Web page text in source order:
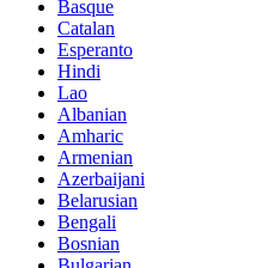
Basque
Catalan
Esperanto
Hindi
Lao
Albanian
Amharic
Armenian
Azerbaijani
Belarusian
Bengali
Bosnian